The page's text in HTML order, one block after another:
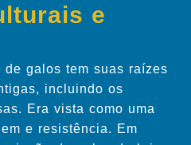
e
de galos tem suas raízes
incluindo os
Era vista como uma
e resistência. Em